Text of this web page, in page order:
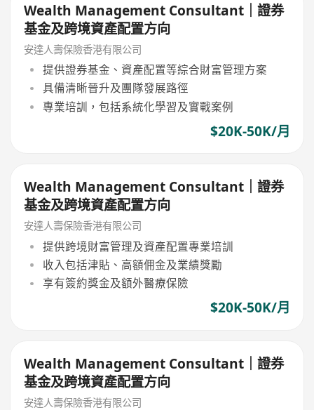
Wealth Management Consultant｜證券
基金及跨境資產配置方向
安達人壽保險香港有限公司
提供證券基金、資產配置等綜合財富管理方案
具備清晰晉升及團隊發展路徑
專業培訓，包括系統化學習及實戰案例
$20K-50K/月
Wealth Management Consultant｜證券
基金及跨境資產配置方向
安達人壽保險香港有限公司
提供跨境財富管理及資產配置專業培訓
收入包括津貼、高額佣金及業績獎勵
享有簽約獎金及額外醫療保險
$20K-50K/月
Wealth Management Consultant｜證券
基金及跨境資產配置方向
安達人壽保險香港有限公司